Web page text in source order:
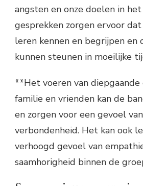
angsten en onze doelen in
gesprekken zorgen ervoor
leren kennen en begrijpen en
kunnen steunen in moeilijke
**Het voeren van
familie en vrienden kan de
en zorgen voor een gevoel
verbondenheid. Het kan ook
verhoogd gevoel van
saamhorigheid binnen de